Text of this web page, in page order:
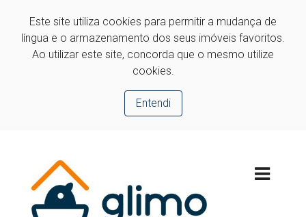
Este site utiliza cookies para permitir a mudança de
língua e o armazenamento dos seus imóveis favoritos.
Ao utilizar este site, concorda que o mesmo utilize
cookies.
Entendi